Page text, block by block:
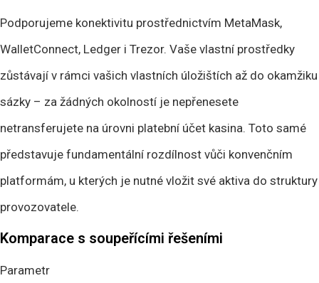
Podporujeme konektivitu prostřednictvím MetaMask,
WalletConnect, Ledger i Trezor. Vaše vlastní prostředky
zůstávají v rámci vašich vlastních úložištích až do okamžiku
sázky – za žádných okolností je nepřenesete
netransferujete na úrovni platební účet kasina. Toto samé
představuje fundamentální rozdílnost vůči konvenčním
platformám, u kterých je nutné vložit své aktiva do struktury
provozovatele.
Komparace s soupeřícími řešeními
Parametr